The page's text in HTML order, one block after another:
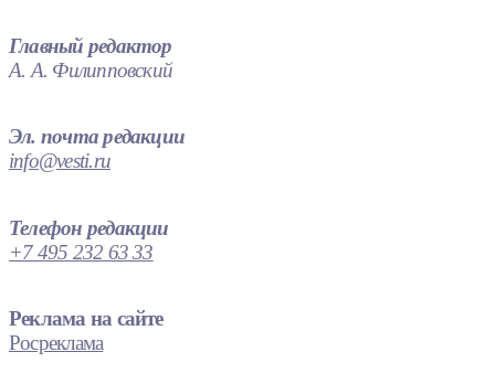
Главный редактор
А. А. Филипповский
Эл. почта редакции
info@vesti.ru
Телефон редакции
+7 495 232 63 33
Реклама на сайте
Росреклама